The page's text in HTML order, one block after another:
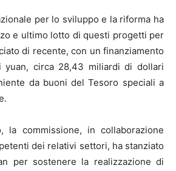
per lo sviluppo e la riforma ha
e ultimo lotto di questi progetti per
di recente, con un finanziamento
yuan, circa 28,43 miliardi di dollari
da buoni del Tesoro speciali a
la commissione, in collaborazione
dei relativi settori, ha stanziato
per sostenere la realizzazione di